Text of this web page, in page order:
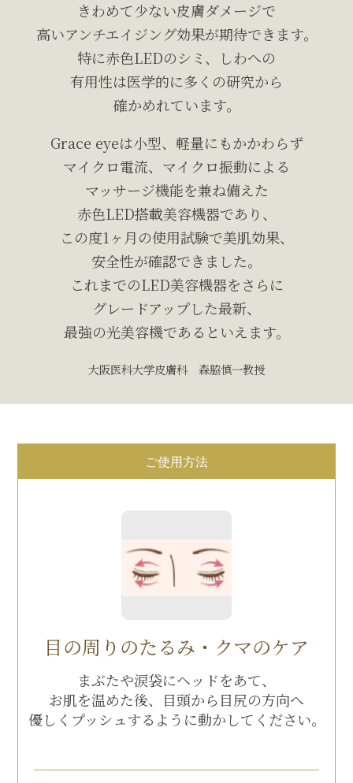
きわめて少ない皮膚ダメージで
高いアンチエイジング効果が期待できます。
特に赤色LEDのシミ、しわへの
有用性は医学的に多くの研究から
確かめれています。
Grace eyeは小型、軽量にもかかわらず
マイクロ電流、マイクロ振動による
マッサージ機能を兼ね備えた
赤色LED搭載美容機器であり、
この度1ヶ月の使用試験で美肌効果、
安全性が確認できました。
これまでのLED美容機器をさらに
グレードアップした最新、
最強の光美容機であるといえます。
大阪医科大学皮膚科 森脇慎一教授
ご使用方法
目の周りのたるみ・クマのケア
まぶたや涙袋にヘッドをあて、
お肌を温めた後、
目頭から目尻の方向へ
優しくプッシュするように動かしてください。